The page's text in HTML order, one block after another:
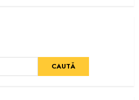
CAUTĂ